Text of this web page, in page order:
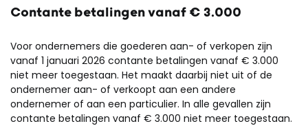
Contante betalingen vanaf € 3.000
Voor ondernemers die goederen aan- of verkopen zijn
vanaf 1 januari 2026 contante betalingen vanaf € 3.000
niet meer toegestaan. Het maakt daarbij niet uit of de
ondernemer aan- of verkoopt aan een andere
ondernemer of aan een particulier. In alle gevallen zijn
contante betalingen vanaf € 3.000 niet meer toegestaan.